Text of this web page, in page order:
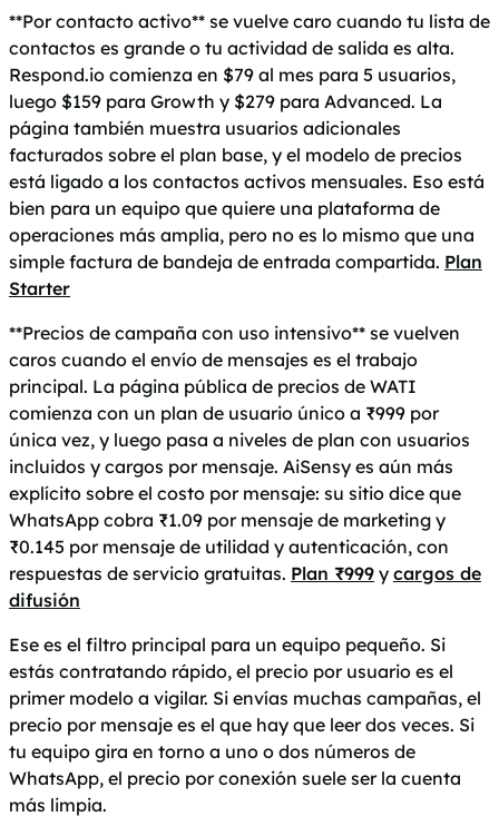
**Por contacto activo** se vuelve caro cuando tu lista de
contactos es grande o tu actividad de salida es alta.
Respond.io comienza en $79 al mes para 5 usuarios,
luego $159 para Growth y $279 para Advanced. La
página también muestra usuarios adicionales
facturados sobre el plan base, y el modelo de precios
está ligado a los contactos activos mensuales. Eso está
bien para un equipo que quiere una plataforma de
operaciones más amplia, pero no es lo mismo que una
simple factura de bandeja de entrada compartida. Plan
Starter
**Precios de campaña con uso intensivo** se vuelven
caros cuando el envío de mensajes es el trabajo
principal. La página pública de precios de WATI
comienza con un plan de usuario único a ₹999 por
única vez, y luego pasa a niveles de plan con usuarios
incluidos y cargos por mensaje. AiSensy es aún más
explícito sobre el costo por mensaje: su sitio dice que
WhatsApp cobra ₹1.09 por mensaje de marketing y
₹0.145 por mensaje de utilidad y autenticación, con
respuestas de servicio gratuitas. Plan ₹999 y cargos de
difusión
Ese es el filtro principal para un equipo pequeño. Si
estás contratando rápido, el precio por usuario es el
primer modelo a vigilar. Si envías muchas campañas, el
precio por mensaje es el que hay que leer dos veces. Si
tu equipo gira en torno a uno o dos números de
WhatsApp, el precio por conexión suele ser la cuenta
más limpia.